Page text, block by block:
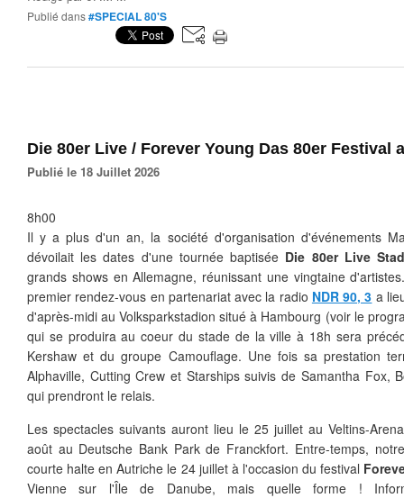
Publié dans#SPECIAL 80'S
Die 80er Live / Forever Young Das 80er Festival
Publié le 18 Juillet 2026
8h00
Il y a plus d'un an, la société d'organisation d'événements
dévoilait les dates d'une tournée baptisée Die 80er Live
grands shows en Allemagne, réunissant une vingtaine
premier rendez-vous en partenariat avec la radio NDR 90, 3 a
d'après-midi auVolksparkstadion situé à Hambourg (voir le
qui se produira au coeur du stade de la ville à 18h sera
Kershaw et du groupe Camouflage. Une fois sa prestation
Alphaville, Cutting Crew et Starships suivis de Samantha Fox,
qui prendront le relais.
Les spectacles suivants auront lieu le 25 juillet au Veltins-
août au Deutsche Bank Park de Franckfort. Entre-temps,
courte halte en Autriche le 24 juillet à l'occasion du festival
Vienne sur l'Île de Danube, mais quelle forme !